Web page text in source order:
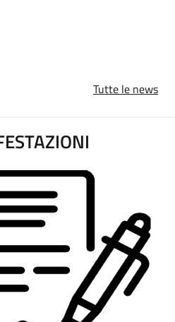
Tutte le news